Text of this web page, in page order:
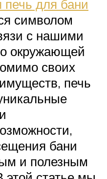
печь для бани
символом
с нашими
окружающей
своих
печь
бани
и полезным